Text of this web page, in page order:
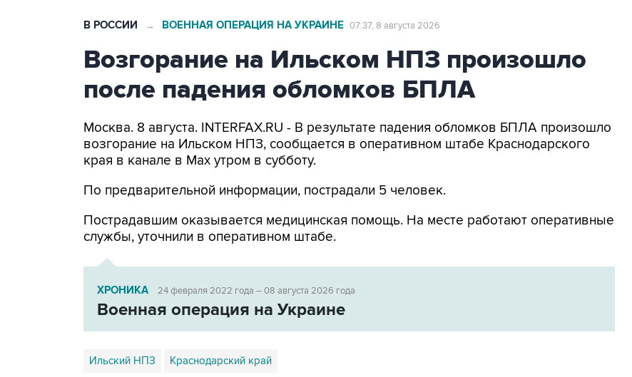
В РОССИИ → ВОЕННАЯ ОПЕРАЦИЯ НА УКРАИНЕ 07:37, 8 августа 2026
Возгорание на Ильском НПЗ произошло
после падения обломков БПЛА
Москва. 8 августа. INTERFAX.RU - В результате падения обломков БПЛА произошло
возгорание на Ильском НПЗ, сообщается в оперативном штабе Краснодарского
края в канале в Max утром в субботу.
По предварительной информации, пострадали 5 человек.
Пострадавшим оказывается медицинская помощь. На месте работают оперативные
службы, уточнили в оперативном штабе.
ХРОНИКА 24 февраля 2022 года – 08 августа 2026 года
Военная операция на Украине
Ильский НПЗ Краснодарский край